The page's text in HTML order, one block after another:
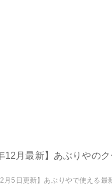
12月最新】あぶりやの
月5日更新】あぶりやで使える最